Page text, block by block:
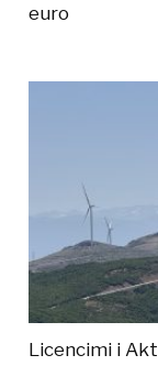
euro
Licencimi i